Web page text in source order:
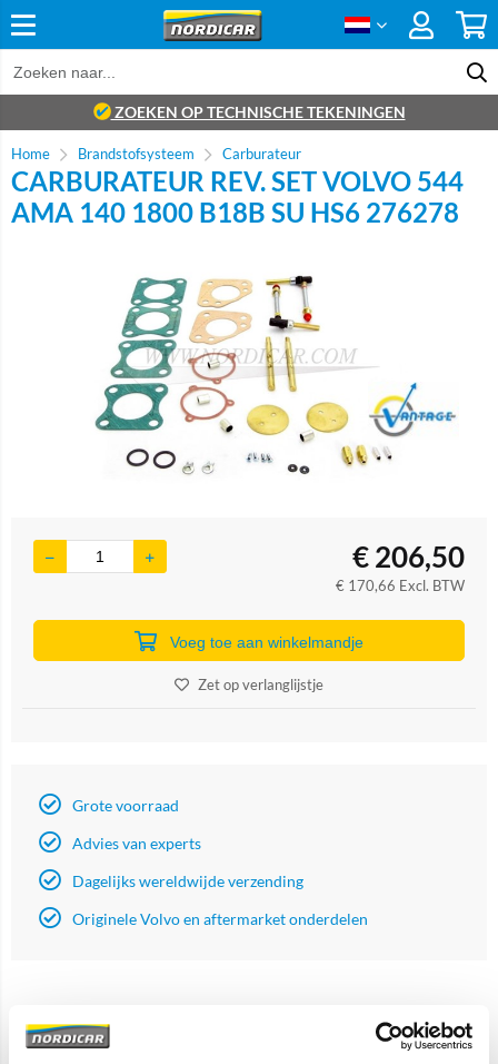
ZOEKEN OP TECHNISCHE TEKENINGEN
Home Brandstofsysteem Carburateur
CARBURATEUR REV. SET VOLVO 544
AMA 140 1800 B18B SU HS6 276278
Brand
€206,50
€ 170,66 Excl. BTW
Voeg toe aan winkelmandje
Zet op verlanglijstje
Grote voorraad
Advies van experts
Dagelijks wereldwijde verzending
Originele Volvo en aftermarket onderdelen
Artikelomschrijving